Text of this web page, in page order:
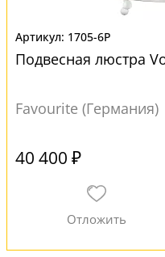
1705-6P
Подвесная люстра
Favourite (Германия)
40 400 ₽